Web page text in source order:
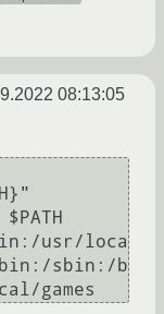
08:13:05
usr/loca
sbin:/b